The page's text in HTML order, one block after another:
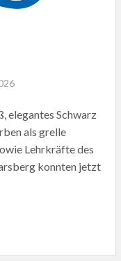
elegantes Schwarz
als grelle
Lehrkräfte des
konnten jetzt